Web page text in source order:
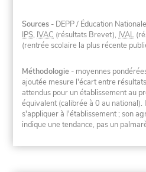
Sources - DEPP / Éducation
IPS, IVAC (résultats Brevet), IVAL
(rentrée scolaire la plus récente
Méthodologie - moyennes
ajoutée mesure l'écart entre
attendus pour un établissement au
équivalent (calibrée à 0 au national).
s'appliquer à l'établissement ; son
indique une tendance, pas un